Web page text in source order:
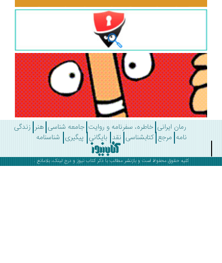
رمان ایرانی خاطره، سفرنامه و روایت جامعه شناسی هنر زندگی
مرجع کتابشناسی نقد بایگانی پیگیری شناسنامه
کلیه حقوق محفوظ است و بازنشر مطالب با ذکرکتاب نیوز و درج لینک، بلامانع .